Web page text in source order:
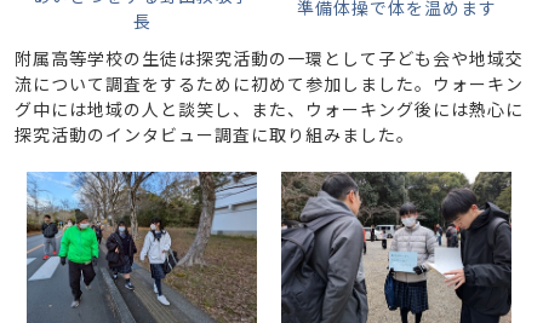
長
準備体操で体を温めます
附属高等学校の生徒は探究活動の一環として子ども会や地域交
流について調査をするために初めて参加しました。ウォーキン
グ中には地域の人と談笑し、また、ウォーキング後には熱心に
探究活動のインタビュー調査に取り組みました。